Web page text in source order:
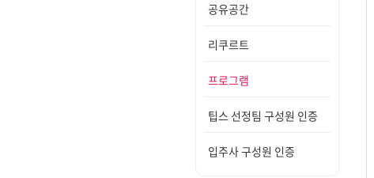
공유공간
리쿠르트
프로그램
팁스 선정팀 구성원 인증
입주사 구성원 인증